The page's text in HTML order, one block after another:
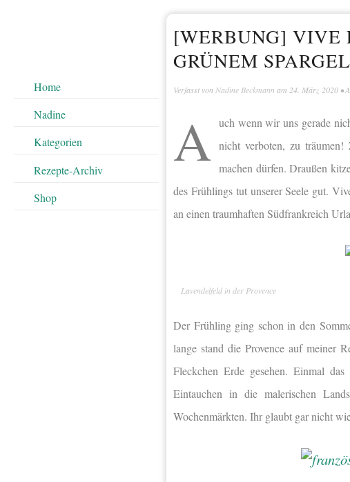
Home
Nadine
Kategorien
Rezepte-Archiv
Shop
[WERBUNG] VIVE
GRÜNEM SPARGEL
Verfasst von Nadine Beckmann am 24. März 2020 •
A uch wenn wir uns gerade
nicht verboten, zu
machen dürfen. Draußen
des Frühlings tut unserer Seele gut.
an einen traumhaften Südfrankreich
Lavendelfeld in der Provence
Der Frühling ging schon in den
lange stand die Provence auf meiner
FleckchenErde gesehen. Einmal
Eintauchen in die malerischen
Wochenmärkten. Ihr glaubt gar nicht